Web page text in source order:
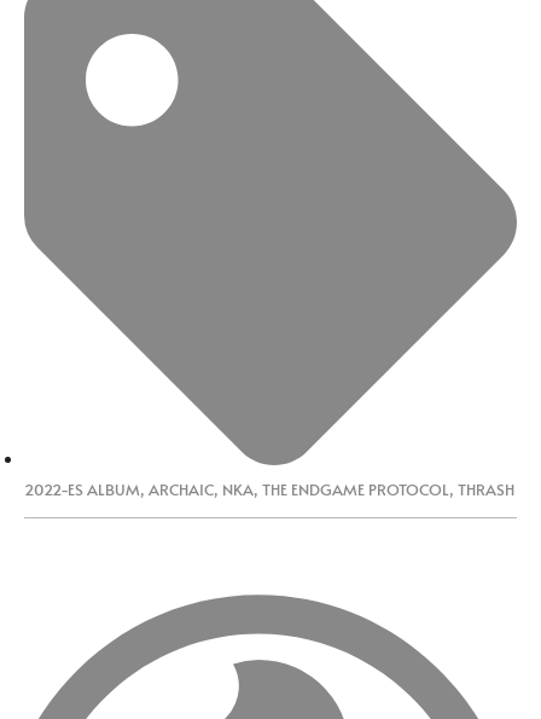
2022-ES ALBUM, ARCHAIC, NKA, THE ENDGAME PROTOCOL, THRASH